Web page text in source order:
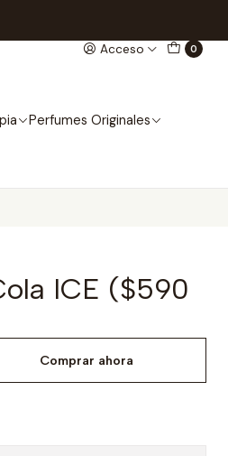
Acceso 0
Perfumes Originales
ICE ($590
Comprar ahora